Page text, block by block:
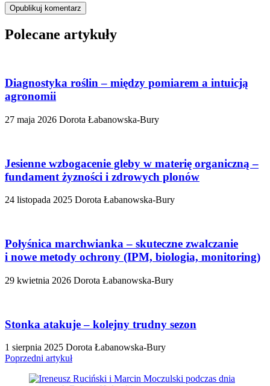
Polecane artykuły
Diagnostyka roślin – między pomiarem a intuicją
agronomii
27 maja 2026 Dorota Łabanowska-Bury
Jesienne wzbogacenie gleby w materię organiczną –
fundament żyzności i zdrowych plonów
24 listopada 2025 Dorota Łabanowska-Bury
Połyśnica marchwianka – skuteczne zwalczanie
i nowe metody ochrony (IPM, biologia, monitoring)
29 kwietnia 2026 Dorota Łabanowska-Bury
Stonka atakuje – kolejny trudny sezon
1 sierpnia 2025 Dorota Łabanowska-Bury
Poprzedni artykuł